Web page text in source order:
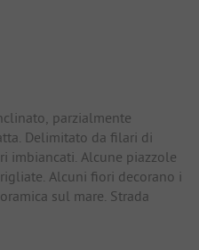
parzialmente
Delimitato da filari di
imbiancati. Alcune piazzole
Alcuni fiori decorano i
sul mare. Strada